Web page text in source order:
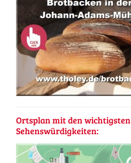
Ortsplan mit den wichtigsten
Sehenswürdigkeiten: